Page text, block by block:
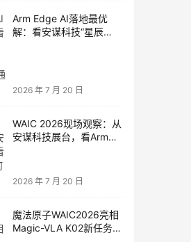
Arm Edge AI落地最优
解：看安谋科技“星辰
2026 年 7 月 20 日
WAIC 2026现场观察：从
安谋科技展台，看Arm物
2026 年 7 月 20 日
魔法原子WAIC2026亮相
Magic-VLA K02新任务